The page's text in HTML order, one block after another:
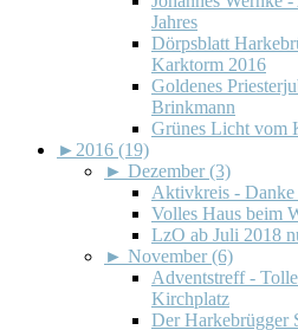
Jahres
Dörpsblatt
Karktorm 2016
Goldenes
Brinkmann
Grünes Licht vom
► 2016 (19)
► Dezember (3)
Aktivkreis - Danke
Volles Haus beim
LzO ab Juli 2018
► November (6)
Adventstreff -
Kirchplatz
Der Harkebrügger